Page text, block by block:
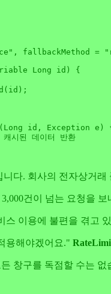
fallbackMethod =
Long id)
{
(Long id, Exception e)
시된 데이터 반환
다. 회사의 전자상거
건이 넘는 요청을
이용에 불편을 겪고
용해야겠어요."
창구를 독점할 수는